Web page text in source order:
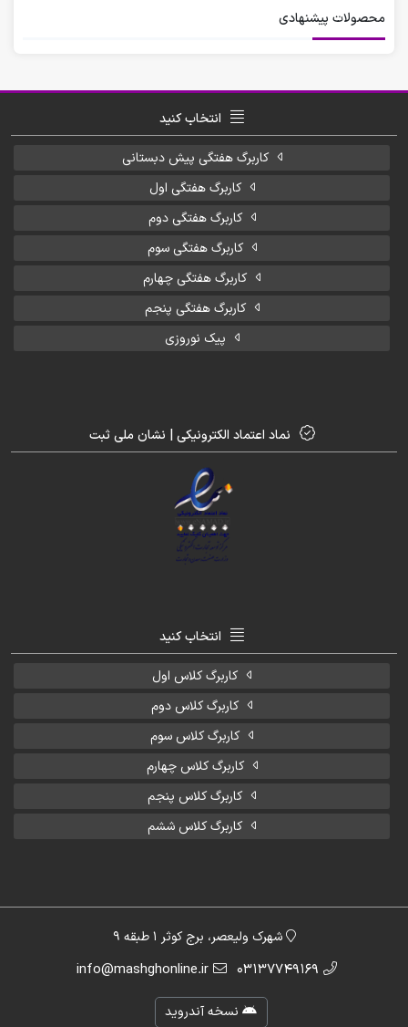
محصولات پیشنهادی
انتخاب کنید
کاربرگ هفتگی پیش دبستانی
کاربرگ هفتگی اول
کاربرگ هفتگی دوم
کاربرگ هفتگی سوم
کاربرگ هفتگی چهارم
کاربرگ هفتگی پنجم
پیک نوروزی
نماد اعتماد الکترونیکی | نشان ملی ثبت
انتخاب کنید
کاربرگ کلاس اول
کاربرگ کلاس دوم
کاربرگ کلاس سوم
کاربرگ کلاس چهارم
کاربرگ کلاس پنجم
کاربرگ کلاس ششم
شهرک ولیعصر، برج کوثر 1 طبقه 9
03137749169
info@mashghonline.ir
نسخه آندروید